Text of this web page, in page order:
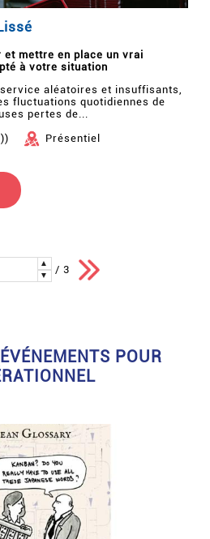
et mettre en place un vrai
à votre situation
aléatoires et insuffisants,
fluctuations quotidiennes de
pertes de...
Présentiel
▲
▼
/ 3
POUR